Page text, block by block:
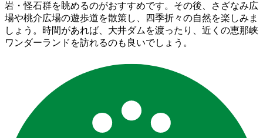
岩・怪石群を眺めるのがおすすめです。その後、さざなみ広
場や桃介広場の遊歩道を散策し、四季折々の自然を楽しみま
しょう。時間があれば、大井ダムを渡ったり、近くの恵那峡
ワンダーランドを訪れるのも良いでしょう。